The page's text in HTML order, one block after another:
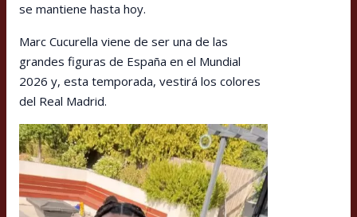
se mantiene hasta hoy.
Marc Cucurella viene de ser una de las
grandes figuras de España en el Mundial
2026 y, esta temporada, vestirá los colores
del Real Madrid.